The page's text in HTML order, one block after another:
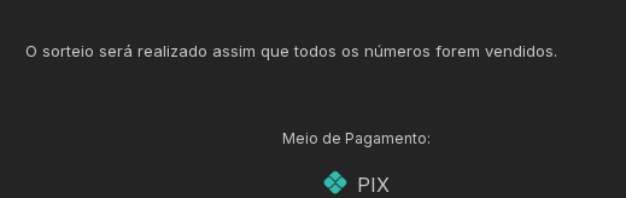
O sorteio será realizado assim que todos os números forem vendidos.
Meio de Pagamento:
PIX